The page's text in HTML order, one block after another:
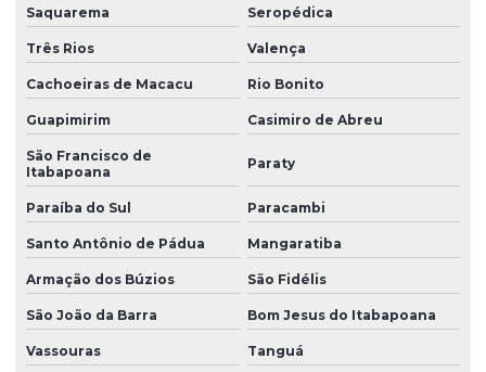
Peças de silicone atacado
Peças de silicone sob medida para aplicações técnicas
Peças técnicas
Peças técnicas de borracha
Perfil de borracha
Saquarema Seropédica
Três Rios Valença
Cachoeiras de Macacu Rio Bonito
Guapimirim Casimiro de Abreu
São Francisco de
Itabapoana
Paraty
Paraíba do Sul Paracambi
Santo Antônio de Pádua Mangaratiba
Armação dos Búzios São Fidélis
São João da Barra Bom Jesus do Itabapoana
Vassouras Tanguá